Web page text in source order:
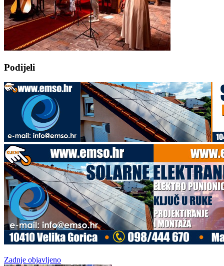
Podijeli
Zadnje objavljeno